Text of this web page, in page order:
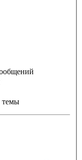
темы